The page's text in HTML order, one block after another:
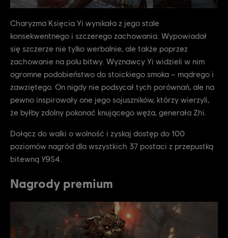
Charyzma Księcia Yi wynikała z jego stale
konsekwentnego i szczerego zachowania. Wypowiadał
się szczerze nie tylko werbalnie, ale także poprzez
zachowanie na polu bitwy. Wyznawcy Yi widzieli w nim
ogromne podobieństwo do stoickiego smoka – mądrego i
zawziętego. On nigdy nie podsycał tych porównań, ale na
pewno inspirowały one jego sojuszników, którzy wierzyli,
że byłby zdolny pokonać knującego węża, generała Zhi.
Dołącz do walki o wolność i zyskaj dostęp do 100
poziomów nagród dla wszystkich 37 postaci z przepustką
bitewną Y9S4.
Nagrody premium